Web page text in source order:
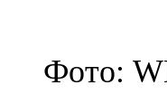
Фото: